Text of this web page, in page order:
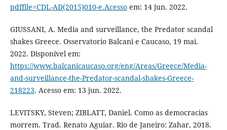
pdffile=CDL-AD(2015)010-e.Acessoem: 14 jun. 2022.
GIUSSANI, A. Media and surveillance, the Predator scandal
shakes Greece. Osservatorio Balcani e Caucaso, 19 mai.
2022. Disponível em:
https://www.balcanicaucaso.org/eng/Areas/Greece/Media-
and-surveillance-the-Predator-scandal-shakes-Greece-
218223. Acesso em: 13 jun. 2022.
LEVITSKY, Steven; ZIBLATT, Daniel. Como as democracias
morrem. Trad. Renato Aguiar. Rio de Janeiro: Zahar, 2018.